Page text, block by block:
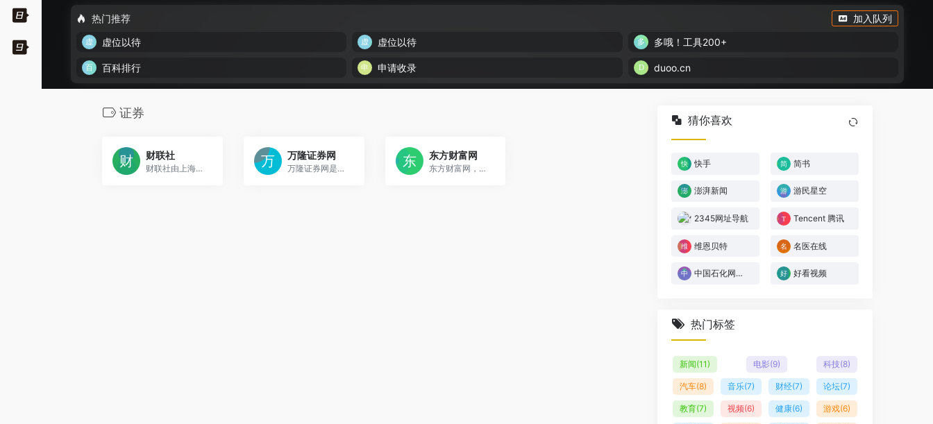
热门推荐
加入队列
虚位以待
虚位以待 多哦！工具200+
百科排行 申请收录 duoo.cn
证券
财联社
财联社由上海报业集团主管主办，持有《互联网新闻信息服务许可证》的主流财经新闻集团和财经通讯社，涵盖A股24小时电报、股市、金融、行情看盘、科创板等证券资讯，以“准确、快速、权威、专业”为新闻准则，致力于为投资者提供“媒体+资讯+数据+服务+交易”五位于一体的全方位金融服务。
万隆证券网
万隆证券网是广州万隆(证券咨询机构，证书编号：ZX0030)唯一指定官方网站，每日发布万隆研判观点和最新股市资讯，提供专业的证券咨询服务，业内久负盛名。
东方财富网
东方财富网，专业的互联网财经媒体，提供7*24小时财经资讯及全球金融市场报价，汇聚全方位的综合财经资讯和金融市场资讯，覆盖股票、财经、证券、金融、美股、港股、行情、基金、债券、期货、外汇、科创板、保险、信托、黄金、理财、商业、银行、博客、股吧、财迷、论坛等财经综合信息
猜你喜欢
快手 简书
澎湃新闻 游民星空
2345网址导航 Tencent 腾讯
维恩贝特 名医在线
中国石化网上营业厅 好看视频
热门标签
新闻(11) 电影(9) 科技(8)
汽车(8) 音乐(7) 财经(7) 论坛(7)
教育(7) 视频(6) 健康(6) 游戏(6)